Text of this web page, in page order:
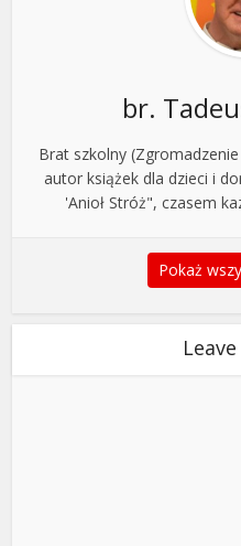
br.
Brat szkolny
autor książek dla dzieci i
'Anioł Stróż", czasem
Pokaż